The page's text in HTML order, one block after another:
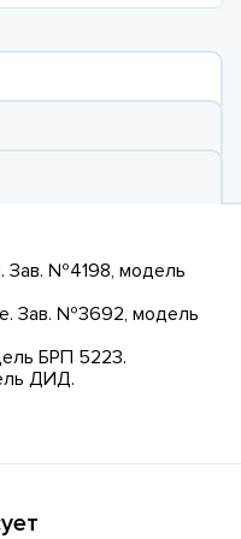
Зав. №4198, модель
Зав. №3692, модель
БРП 5223.
ДИД.